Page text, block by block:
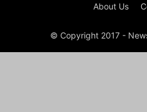
About Us
© Copyright 2017 -